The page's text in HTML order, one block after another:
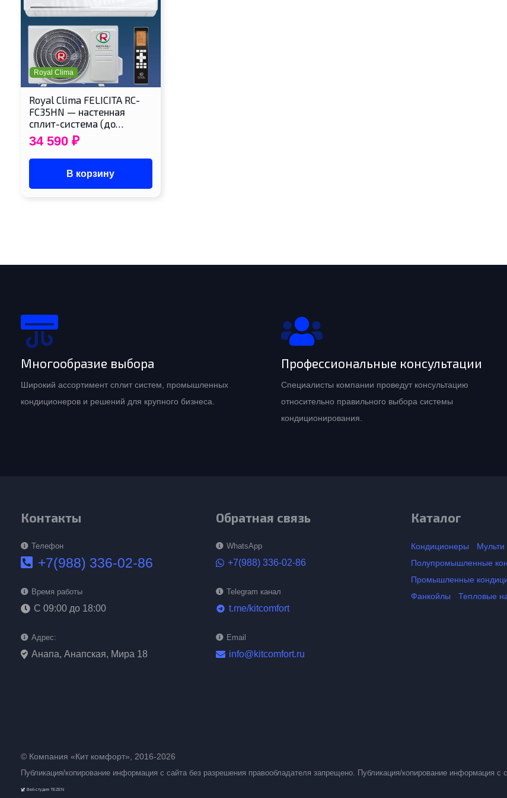
Royal Clima
Royal Clima FELICITA RC-
FC35HN — настенная
сплит-система (до…
34 590 ₽
В корзину
Многообразие выбора
Широкий ассортимент сплит систем, промышленных
кондиционеров и решений для крупного бизнеса.
Профессиональные консультации
Специалисты компании проведут консультацию
относительно правильного выбора системы
кондиционирования.
Контакты
Телефон
+7(988) 336-02-86
Время работы
С 09:00 до 18:00
Адрес:
Анапа, Анапская, Мира 18
Обратная связь
WhatsApp
+7(988) 336-02-86
Telegram канал
telegram t.me/kitcomfort
Email
info@kitcomfort.ru
Каталог
Кондиционеры
Мульти
Полупромышленные
Промышленные
Фанкойлы
Тепловые
© Компания «Кит комфорт», 2016-2026
Публикация/копирование информация с сайта без разрешения правообладателя запрещено. Публикация/копирование информация с
Веб-студия TEZEN